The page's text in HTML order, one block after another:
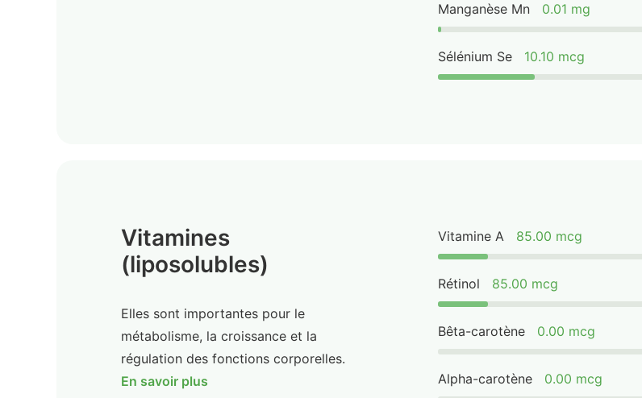
Manganèse Mn 0.01 mg
Sélénium Se 10.10 mcg
Vitamines
(liposolubles)
Elles sont importantes pour le
métabolisme, la croissance et la
régulation des fonctions corporelles.
En savoir plus
Vitamine A 85.00 mcg
Rétinol 85.00 mcg
Bêta-carotène 0.00 mcg
Alpha-carotène 0.00 mcg